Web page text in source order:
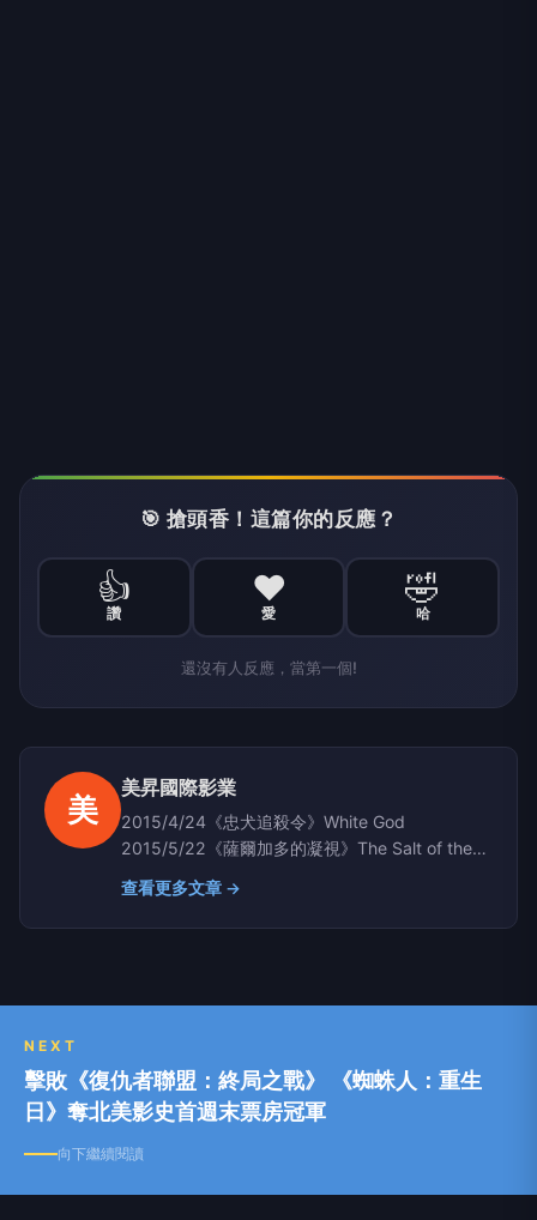
🎯 搶頭香！這篇你的反應？
👍
讚
❤️
愛
🤣
哈
還沒有人反應，當第一個!
美
美昇國際影業
2015/4/24《忠犬追殺令》White God
2015/5/22《薩爾加多的凝視》The Salt of the
Earth
查看更多文章 →
NEXT
擊敗《復仇者聯盟：終局之戰》 《蜘蛛人：重生
日》奪北美影史首週末票房冠軍
向下繼續閱讀